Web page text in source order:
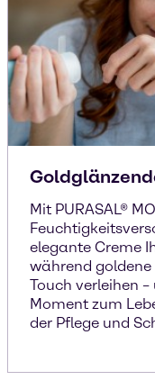
Mit PURASAL®
elegante Creme
während
Touch verleihen
Moment zum
der Pflege und